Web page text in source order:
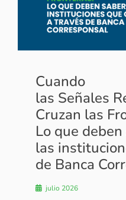
Cuando
las Señales
Cruzan las
Lo que
las
de Banca
julio 2026